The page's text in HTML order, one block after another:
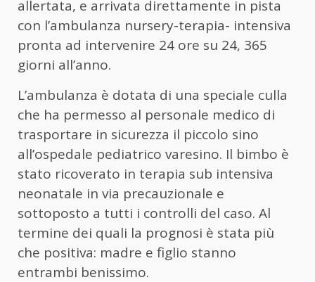
allertata, e arrivata direttamente in pista
con l’ambulanza nursery-terapia- intensiva
pronta ad intervenire 24 ore su 24, 365
giorni all’anno.
L’ambulanza è dotata di una speciale culla
che ha permesso al personale medico di
trasportare in sicurezza il piccolo sino
all’ospedale pediatrico varesino. Il bimbo è
stato ricoverato in terapia sub intensiva
neonatale in via precauzionale e
sottoposto a tutti i controlli del caso. Al
termine dei quali la prognosi è stata più
che positiva: madre e figlio stanno
entrambi benissimo.